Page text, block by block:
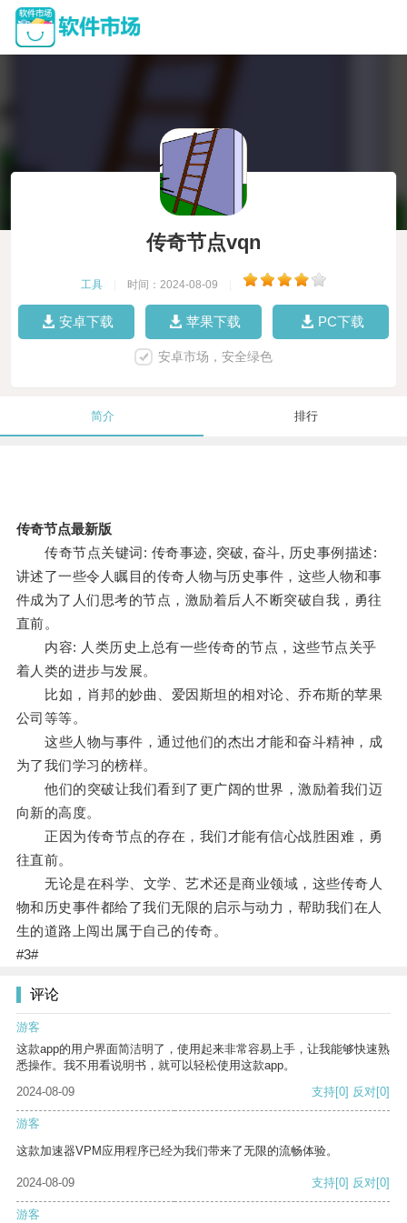
传奇节点vqn
工具 时间：2024-08-09
安卓下载 苹果下载 PC下载
安卓市场，安全绿色
简介 排行
传奇节点最新版
传奇节点关键词: 传奇事迹, 突破, 奋斗, 历史事例描述:
讲述了一些令人瞩目的传奇人物与历史事件，这些人物和事
件成为了人们思考的节点，激励着后人不断突破自我，勇往
直前。
内容: 人类历史上总有一些传奇的节点，这些节点关乎
着人类的进步与发展。
比如，肖邦的妙曲、爱因斯坦的相对论、乔布斯的苹果
公司等等。
这些人物与事件，通过他们的杰出才能和奋斗精神，成
为了我们学习的榜样。
他们的突破让我们看到了更广阔的世界，激励着我们迈
向新的高度。
正因为传奇节点的存在，我们才能有信心战胜困难，勇
往直前。
无论是在科学、文学、艺术还是商业领域，这些传奇人
物和历史事件都给了我们无限的启示与动力，帮助我们在人
生的道路上闯出属于自己的传奇。
#3#
评论
游客
这款app的用户界面简洁明了，使用起来非常容易上手，让我能够快速熟
悉操作。我不用看说明书，就可以轻松使用这款app。
2024-08-09
支持[0] 反对[0]
游客
这款加速器VPM应用程序已经为我们带来了无限的流畅体验。
2024-08-09 支持[0] 反对[0]
游客